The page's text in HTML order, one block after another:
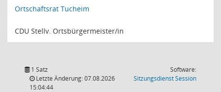
Ortschaftsrat Tucheim
CDU Stellv. Ortsbürgermeister/in
1 Satz
Letzte Änderung: 07.08.2026
15:04:44
Software:
SitzungsdienstSession(Wird in